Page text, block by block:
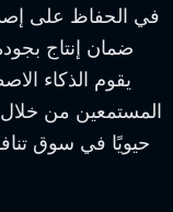
في الحفاظ على
ضمان إنتاج
يقوم الذكاء
المستمعين من خلال
حيويًا في سوق